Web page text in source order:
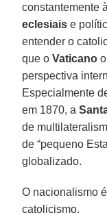
constantemente
eclesiais e
entender o
que oVaticano
perspectiva
Especialmente
em 1870, a
de
de “pequeno
globalizado.
O nacionalismo
catolicismo.